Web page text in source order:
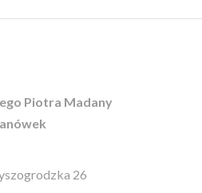
Piotra Madany
26